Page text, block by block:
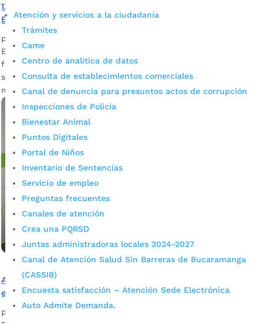
Atención y servicios a la ciudadanía
Trámites
Came
Centro de analítica de datos
Consulta de establecimientos comerciales
Canal de denuncia para presuntos actos de corrupción
Inspecciones de Policía
Bienestar Animal
Puntos Digitales
Portal de Niños
Inventario de Sentencias
Servicio de empleo
Preguntas frecuentes
Canales de atención
Crea una PQRSD
Juntas administradoras locales 2024-2027
Canal de Atención Salud Sin Barreras de Bucaramanga
(CASSIB)
Encuesta satisfacción – Atención Sede Electrónica
Auto Admite Demanda.
135 mil personas ha transportado el bus eléctrico en
Bucaramanga
por
El primes bus eléctrico de Bucaramanga, que entró en
funcionamiento el lunes 21 de febrero, genera movilidad
sostenible. Conozca aquí cuánto se ahorra en gastos de
mantenimiento.
Alcaldía y Policía intensifican operativos de control en las
estaciones de Metrolínea
por